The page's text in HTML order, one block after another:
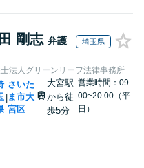
剛志 弁護
埼玉県
法人グリーンリーフ法律事務所
|
さいた
ま市大
宮区
大宮駅
から徒
歩5分
営業時間：09:
00~20:00（平
日）